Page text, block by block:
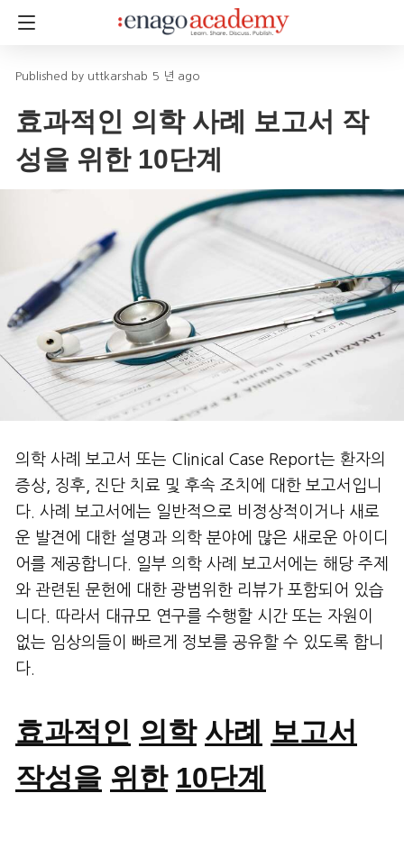
uttkarshab 5 년 ago
효과적인 의학 사례 보고서 작
성을 위한 10단계
의학 사례 보고서 또는 Clinical Case Report는 환자의
증상, 징후, 진단 치료 및 후속 조치에 대한 보고서입니
다. 사례 보고서에는 일반적으로 비정상적이거나 새로
운 발견에 대한 설명과 의학 분야에 많은 새로운 아이디
어를 제공합니다. 일부 의학 사례 보고서에는 해당 주제
와 관련된 문헌에 대한 광범위한 리뷰가 포함되어 있습
니다. 따라서 대규모 연구를 수행할 시간 또는 자원이
없는 임상의들이 빠르게 정보를 공유할 수 있도록 합니
다.
효과적인 의학 사례 보고서
작성을 위한 10단계